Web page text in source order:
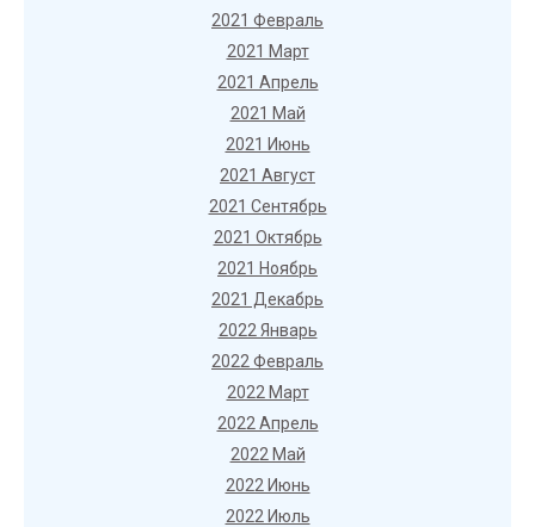
2021 Февраль
2021 Март
2021 Апрель
2021 Май
2021 Июнь
2021 Август
2021 Сентябрь
2021 Октябрь
2021 Ноябрь
2021 Декабрь
2022 Январь
2022 Февраль
2022 Март
2022 Апрель
2022 Май
2022 Июнь
2022 Июль